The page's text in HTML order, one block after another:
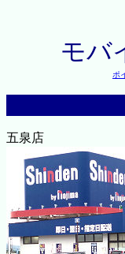
モバ
ポ
五泉店